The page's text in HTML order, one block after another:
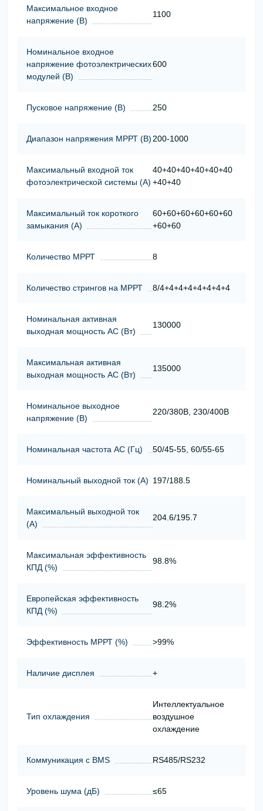
Максимальное входное
напряжение (В)
1100
Номинальное входное
напряжение фотоэлектрических
модулей (В)
600
Пусковое напряжение (В) 250
Диапазон напряжения МРРТ (В) 200-1000
Максимальный входной ток
фотоэлектрической системы (А)
40+40+40+40+40+40
+40+40
Максимальный ток короткого
замыкания (А)
60+60+60+60+60+60
+60+60
Количество МРРТ 8
Количество стрингов на МРРТ 8/4+4+4+4+4+4+4+4
Номинальная активная
выходная мощность АС (Вт)
130000
Максимальная активная
выходная мощность АС (Вт)
135000
Номинальное выходное
напряжение (В)
220/380В, 230/400В
Номинальная частота АС (Гц) 50/45-55, 60/55-65
Номинальный выходной ток (А) 197/188.5
Максимальный выходной ток
(А)
204.6/195.7
Максимальная эффективность
КПД (%)
98.8%
Европейская эффективность
КПД (%)
98.2%
Эффективность МРРТ (%) >99%
Наличие дисплея +
Тип охлаждения
Интеллектуальное
воздушное
охлаждение
Коммуникация с BMS RS485/RS232
Уровень шума (дБ) ≤65